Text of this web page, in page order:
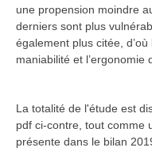
une propension moindre
derniers sont plus
également plus citée,
maniabilité et l’ergonomie
La totalité de l'étude est
pdf ci-contre, tout comme
présente dans le bilan